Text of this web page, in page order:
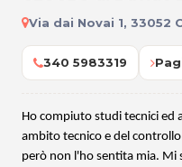
Via dai Novai 1, 33052
340 5983319
Ho compiuto studi tecnici ed
ambito tecnico e del
però non l'ho sentita mia. Mi